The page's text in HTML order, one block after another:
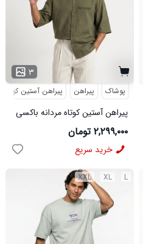
۳
پوشاک پیراهن پیراهن آستین کوتاه
پیراهن آستین کوتاه مردانه باکسی
طرحدار لینن سبز مدل 50971
۲,۲۹۹,۰۰۰ تومان
خرید سریع
L
XL
XXL